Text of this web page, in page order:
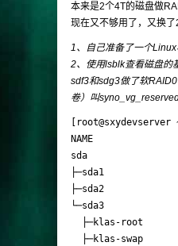
本来是2个4T的磁盘做
现在又不够用了，又换
1、自己准备了一个
2、使用lsblk查看磁盘的
sdf3和sdg3做了软
卷）叫
NAME
sda
├─sda1
├─sda2
└─sda3
├─klas-root
├─klas-swap